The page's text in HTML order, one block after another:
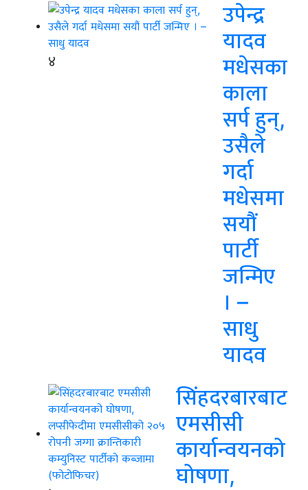
४
उपेन्द्र
यादव
मधेसका
काला
सर्प हुन्,
उसैले
गर्दा
मधेसमा
सयौं
पार्टी
जन्मिए
। –
साधु
यादव
सिंहदरबारबाट
एमसीसी
कार्यान्वयनको
घोषणा,